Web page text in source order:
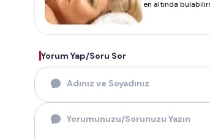
en altında
Yorum Yap/Soru Sor